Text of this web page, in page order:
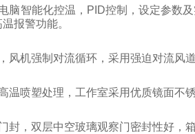
脑智能化控温， PID控制，设定参数
报警功能。
风机强制对流循环，采用强迫对流
温喷塑处理，工作室采用优质镜面不
封，双层中空玻璃观察门密封性好